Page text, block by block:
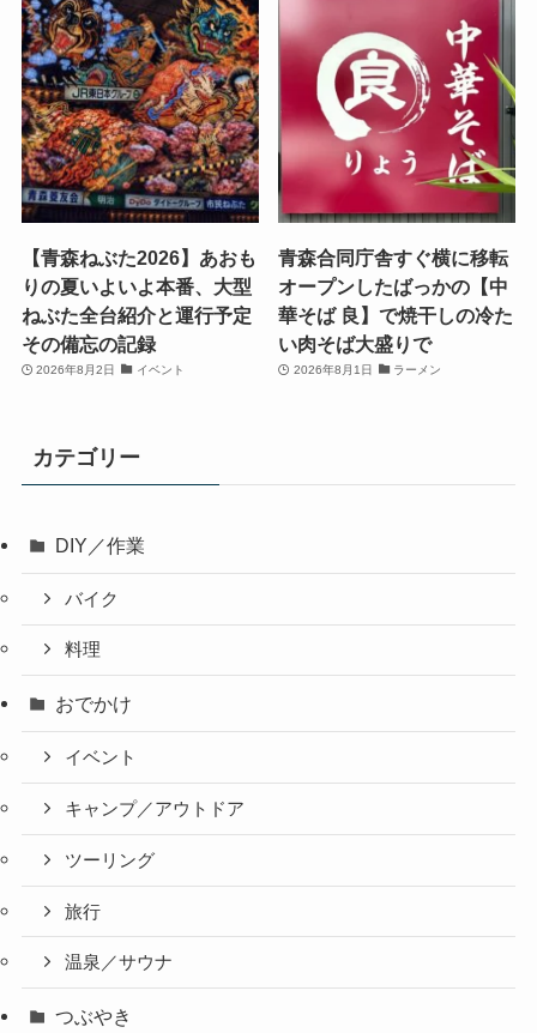
【青森ねぶた2026】あおも
りの夏いよいよ本番、大型
ねぶた全台紹介と運行予定
その備忘の記録
2026年8月2日 イベント
青森合同庁舎すぐ横に移転
オープンしたばっかの【中
華そば 良】で焼干しの冷た
い肉そば大盛りで
2026年8月1日 ラーメン
カテゴリー
DIY／作業
バイク
料理
おでかけ
イベント
キャンプ／アウトドア
ツーリング
旅行
温泉／サウナ
つぶやき